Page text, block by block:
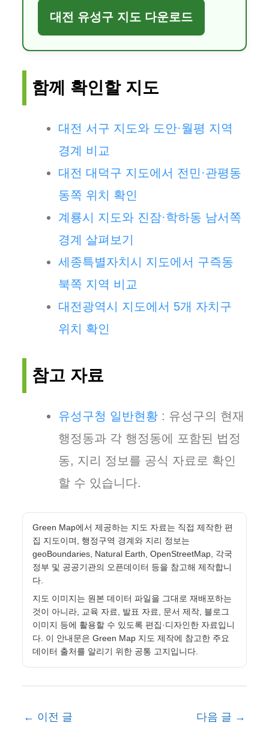
대전 유성구 지도 다운로드
함께 확인할 지도
대전 서구 지도와 도안·월평 지역
경계 비교
대전 대덕구 지도에서 전민·관평동
동쪽 위치 확인
계룡시 지도와 진잠·학하동 남서쪽
경계 살펴보기
세종특별자치시 지도에서 구즉동
북쪽 지역 비교
대전광역시 지도에서 5개 자치구
위치 확인
참고 자료
유성구청 일반현황 : 유성구의 현재
행정동과 각 행정동에 포함된 법정
동, 지리 정보를 공식 자료로 확인
할 수 있습니다.
Green Map에서 제공하는 지도 자료는 직접 제작한 편
집 지도이며, 행정구역 경계와 지리 정보는
geoBoundaries, Natural Earth, OpenStreetMap, 각국
정부 및 공공기관의 오픈데이터 등을 참고해 제작합니
다.
지도 이미지는 원본 데이터 파일을 그대로 재배포하는
것이 아니라, 교육 자료, 발표 자료, 문서 제작, 블로그
이미지 등에 활용할 수 있도록 편집·디자인한 자료입니
다. 이 안내문은 Green Map 지도 제작에 참고한 주요
데이터 출처를 알리기 위한 공통 고지입니다.
← 이전 글 다음 글 →